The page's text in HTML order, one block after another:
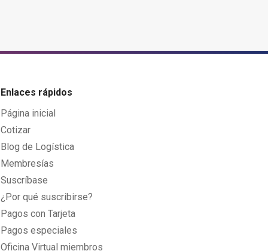
Enlaces rápidos
Página inicial
Cotizar
Blog de Logística
Membresías
Suscríbase
¿Por qué suscribirse?
Pagos con Tarjeta
Pagos especiales
Oficina Virtual miembros